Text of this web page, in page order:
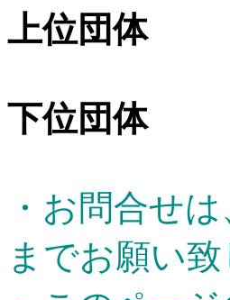
上位団体
下位団体
・お問合せは
までお願い致